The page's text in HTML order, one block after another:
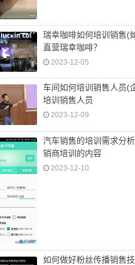
瑞幸咖啡如何培训销售(
直营瑞幸咖啡？
2023-12-05
车间如何培训销售人员(
培训销售人员
2023-12-09
汽车销售的培训需求分
销商培训的内容
2023-12-10
如何做好粉丝传播销售